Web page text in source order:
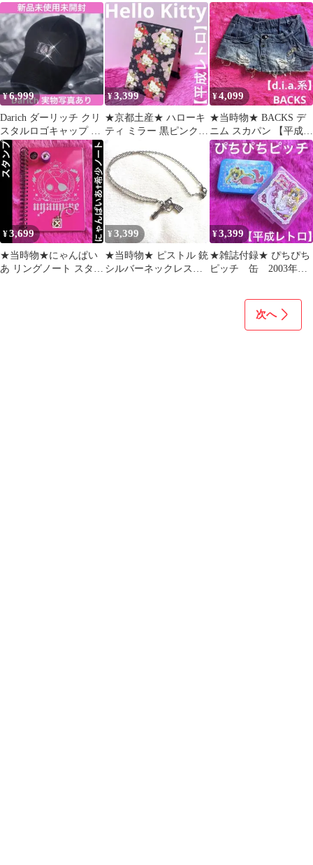
フードつき フード収納
可能 dia系
テルイエロー ビンテー
ジ風
ーカー フーディ【平成
ギャル】
¥6,999
Darich ダーリッチ クリ
スタルロゴキャップ ブ
ラック 新品未使用未開
封
¥3,399
★京都土産★ ハローキ
ティ ミラー 黒ピンク
成レトロ】
¥4,099
★当時物★ BACKS デ
ニム スカパン 【平成ギ
ャル】dia系 ショーパン
¥3,699
★当時物★にゃんぱい
あ リングノート スタン
¥3,399
★当時物★ ピストル 銃
シルバーネックレス
¥3,399
★雑誌付録★ ぴちぴち
ピッチ 缶 2003年
次へ